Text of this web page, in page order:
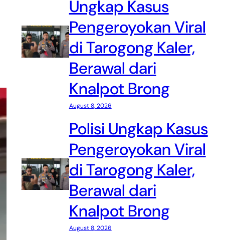
Ungkap Kasus
Pengeroyokan Viral
di Tarogong Kaler,
Berawal dari
Knalpot Brong
August 8, 2026
Polisi Ungkap Kasus
Pengeroyokan Viral
di Tarogong Kaler,
Berawal dari
Knalpot Brong
August 8, 2026